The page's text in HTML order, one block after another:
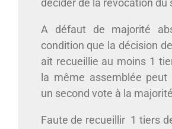
décider de la révocation du
A défaut de majorité
condition que la décision
ait recueillie au moins 1
la même assemblée peut
un second vote à la
Faute de recueillir 1 tiers